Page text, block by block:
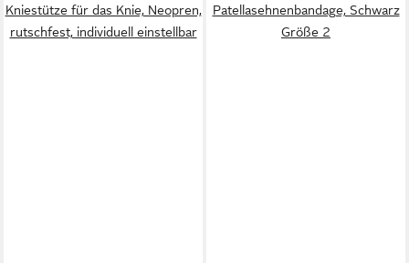
Kniestütze für das Knie, Neopren,
rutschfest, individuell einstellbar
Patellasehnenbandage, Schwarz
Größe 2